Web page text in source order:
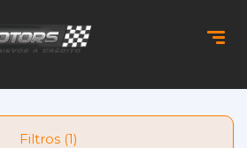
Filtros (1)